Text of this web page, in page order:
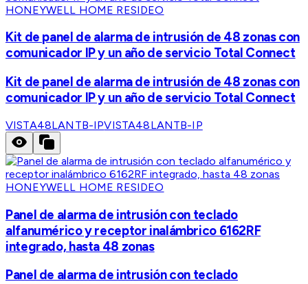
HONEYWELL HOME RESIDEO
Kit de panel de alarma de intrusión de 48 zonas con
comunicador IP y un año de servicio Total Connect
Kit de panel de alarma de intrusión de 48 zonas con
comunicador IP y un año de servicio Total Connect
VISTA48LANTB-IPVISTA48LANTB-IP
HONEYWELL HOME RESIDEO
Panel de alarma de intrusión con teclado
alfanumérico y receptor inalámbrico 6162RF
integrado, hasta 48 zonas
Panel de alarma de intrusión con teclado